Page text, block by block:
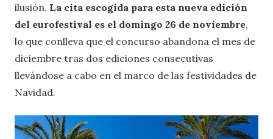
ilusión. La cita escogida para esta nueva edición
del eurofestival es el domingo 26 de noviembre,
lo que conlleva que el concurso abandona el mes de
diciembre tras dos ediciones consecutivas
llevándose a cabo en el marco de las festividades de
Navidad.